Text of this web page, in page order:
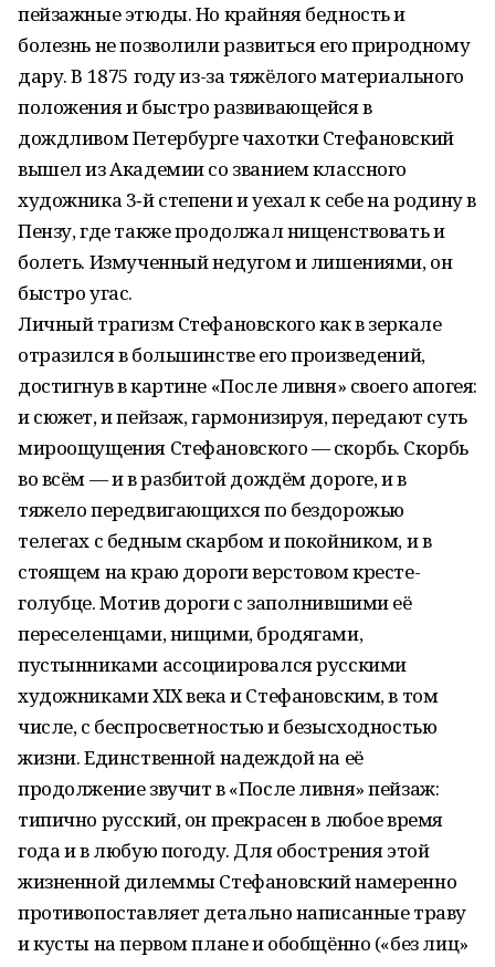
пейзажные этюды. Но крайняя бедность и
болезнь не позволили развиться его природному
дару. В 1875 году из-за тяжёлого материального
положения и быстро развивающейся в
дождливом Петербурге чахотки Стефановский
вышел из Академии со званием классного
художника 3‑й степени и уехал к себе на родину в
Пензу, где также продолжал нищенствовать и
болеть. Измученный недугом и лишениями, он
быстро угас.
Личный трагизм Стефановского как в зеркале
отразился в большинстве его произведений,
достигнув в картине «После ливня» своего апогея:
и сюжет, и пейзаж, гармонизируя, передают суть
мироощущения Стефановского — скорбь. Скорбь
во всём — и в разбитой дождём дороге, и в
тяжело передвигающихся по бездорожью
телегах с бедным скарбом и покойником, и в
стоящем на краю дороги верстовом кресте-
голубце. Мотив дороги с заполнившими её
переселенцами, нищими, бродягами,
пустынниками ассоциировался русскими
художниками ХIХ века и Стефановским, в том
числе, с беспросветностью и безысходностью
жизни. Единственной надеждой на её
продолжение звучит в «После ливня» пейзаж:
типично русский, он прекрасен в любое время
года и в любую погоду. Для обострения этой
жизненной дилеммы Стефановский намеренно
противопоставляет детально написанные траву
и кусты на первом плане и обобщённо («без лиц»